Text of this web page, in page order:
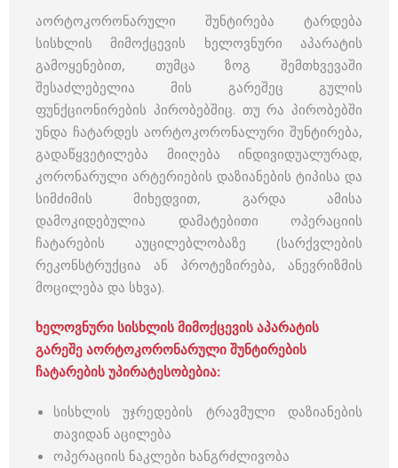
აორტოკორონარული შუნტირება ტარდება
სისხლის მიმოქცევის ხელოვნური აპარატის
გამოყენებით, თუმცა ზოგ შემთხვევაში
შესაძლებელია მის გარეშეც გულის
ფუნქციონირების პირობებშიც. თუ რა პირობებში
უნდა ჩატარდეს აორტოკორონალური შუნტირება,
გადაწყვეტილება მიიღება ინდივიდუალურად,
კორონარული არტერიების დაზიანების ტიპისა და
სიმძიმის მიხედვით, გარდა ამისა
დამოკიდებულია დამატებითი ოპერაციის
ჩატარების აუცილებლობაზე (სარქვლების
რეკონსტრუქცია ან პროტეზირება, ანევრიზმის
მოცილება და სხვა).
ხელოვნური სისხლის მიმოქცევის აპარატის
გარეშე აორტოკორონარული შუნტირების
ჩატარების უპირატესობებია:
სისხლის უჯრედების ტრავმული დაზიანების
თავიდან აცილება
ოპერაციის ნაკლები ხანგრძლივობა